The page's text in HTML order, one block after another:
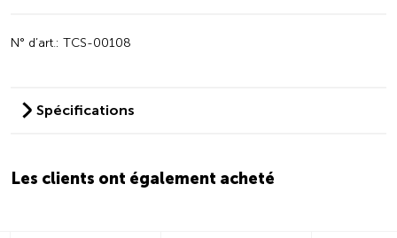
N° d’art.: TCS-00108
Spécifications
Les clients ont également acheté